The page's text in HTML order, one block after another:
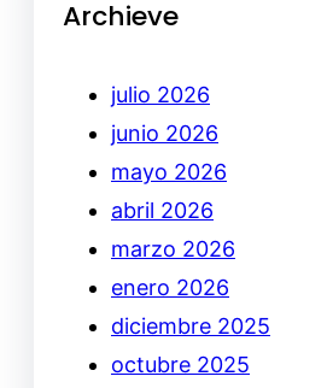
Archieve
julio 2026
junio 2026
mayo 2026
abril 2026
marzo 2026
enero 2026
diciembre 2025
octubre 2025